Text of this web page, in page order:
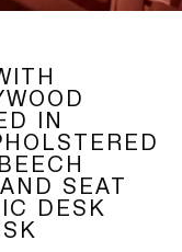
IN
SEAT
DESK